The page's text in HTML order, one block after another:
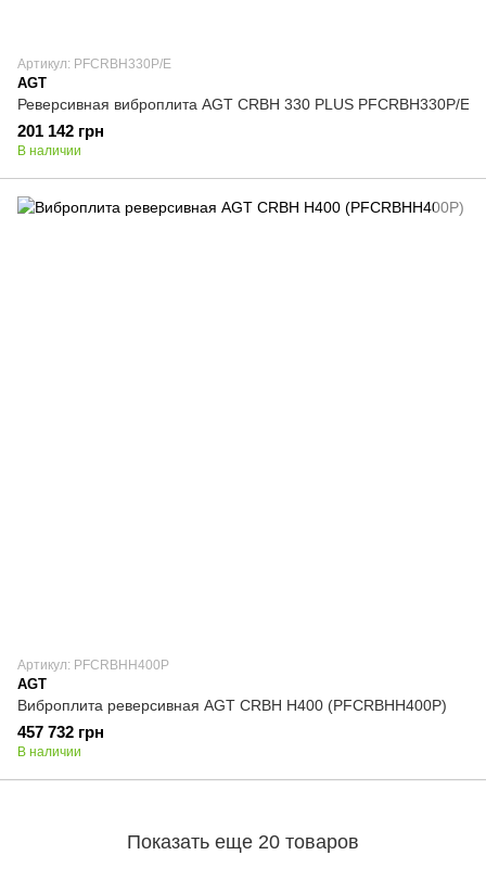
Артикул: PFCRBH330P/E
AGT
Реверсивная виброплита AGT CRBH 330 PLUS PFCRBH330P/E
201 142 грн
В наличии
Артикул: PFCRBHH400P
AGT
Виброплита реверсивная AGT CRBH H400 (PFCRBHH400P)
457 732 грн
В наличии
Показать еще 20 товаров